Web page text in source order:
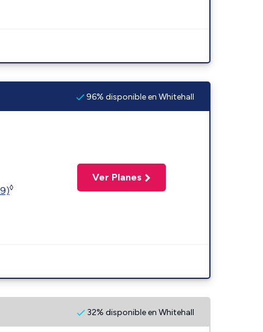
96% disponible en Whitehall
◊
Ver Planes
32% disponible en Whitehall